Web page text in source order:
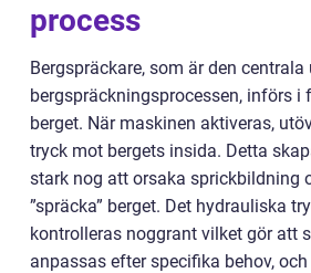
process
Bergspräckare, som är den
bergspräckningsprocessen, införs i
berget. När maskinen aktiveras,
tryck mot bergets insida. Detta
stark nog att orsaka sprickbildning
”spräcka” berget. Det hydrauliska
kontrolleras noggrant vilket gör att
anpassas efter specifika behov,